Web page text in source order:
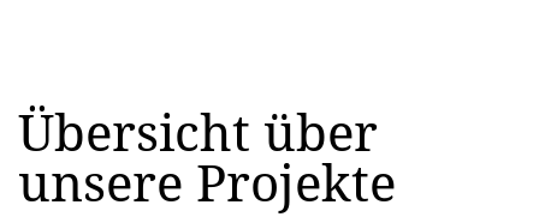
Übersicht über
unsere Projekte